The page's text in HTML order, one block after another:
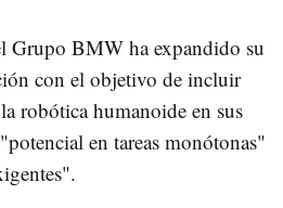
Grupo BMW ha expandido su
con el objetivo de incluir
robótica humanoide en sus
en tareas monótonas"